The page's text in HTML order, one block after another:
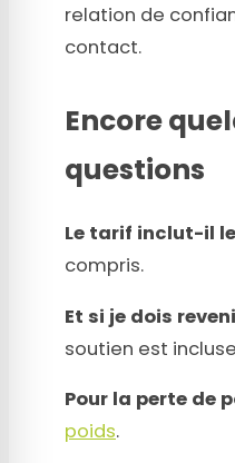
relation de
contact.
Encore
questions
Le tarif inclut-il
compris.
Et si je dois
soutien est
Pour la perte de
poids.